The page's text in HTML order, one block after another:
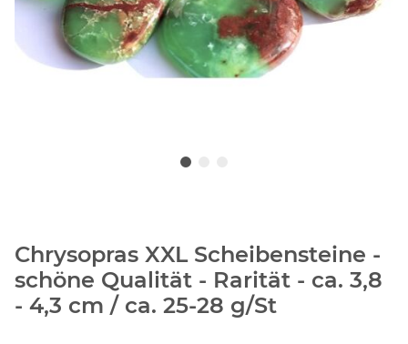
Chrysopras XXL Scheibensteine -
schöne Qualität - Rarität - ca. 3,8
- 4,3 cm / ca. 25-28 g/St